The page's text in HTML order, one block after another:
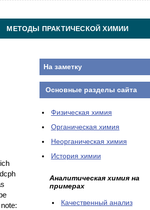
МЕТОДЫ ПРАКТИЧЕСКОЙ ХИМИИ
На заметку
Основные разделы сайта
Физическая химия
Органическая химия
Неорганическая химия
История химии
Аналитическая химия на
примерах
Качественный анализ